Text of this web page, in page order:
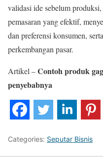
validasi ide sebelum
pemasaran yang efektif,
dan preferensi konsumen,
perkembangan pasar.
Artikel –Contoh produk
penyebabnya
Categories: Seputar Bisnis